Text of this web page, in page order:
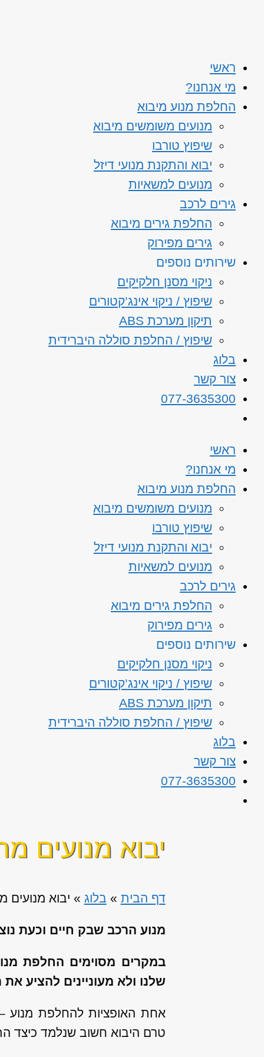
ראשי
מי אנחנו?
החלפת מנוע מיבוא
מנועים משומשים מיבוא
שיפוץ טורבו
יבוא והתקנת מנועי דיזל
מנועים למשאיות
גירים לרכב
החלפת גירים מיבוא
גירים מפירוק
שירותים נוספים
ניקוי מסנן חלקיקים
שיפוץ / ניקוי אינג’קטורים
תיקון מערכת ABS
שיפוץ / החלפת סוללה היברידית
בלוג
צור קשר
077-3635300
ראשי
מי אנחנו?
החלפת מנוע מיבוא
מנועים משומשים מיבוא
שיפוץ טורבו
יבוא והתקנת מנועי דיזל
מנועים למשאיות
גירים לרכב
החלפת גירים מיבוא
גירים מפירוק
שירותים נוספים
ניקוי מסנן חלקיקים
שיפוץ / ניקוי אינג’קטורים
תיקון מערכת ABS
שיפוץ / החלפת סוללה היברידית
בלוג
צור קשר
077-3635300
יבוא מנועים
דף הבית » בלוג » יבוא מנועים
מנוע הרכב שבק חיים וכעת
במקרים מסוימים החלפת
שלנו ולא מעוניינים להציע
אחת האופציות להחלפת מנוע
טרם היבוא חשוב שנלמד כיצד